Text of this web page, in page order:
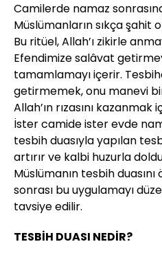
Camilerde namaz
Müslümanların sıkça şahit
Bu ritüel, Allah’ı zikirle
Efendimize salâvat
tamamlamayı içerir.
getirmemek, onu manevi
Allah’ın rızasını kazanmak
İster camide ister evde
tesbih duasıyla yapılan
artırır ve kalbi huzurla
Müslümanın tesbih
sonrası bu uygulamayı
tavsiye edilir.
TESBİH DUASI NEDİR?